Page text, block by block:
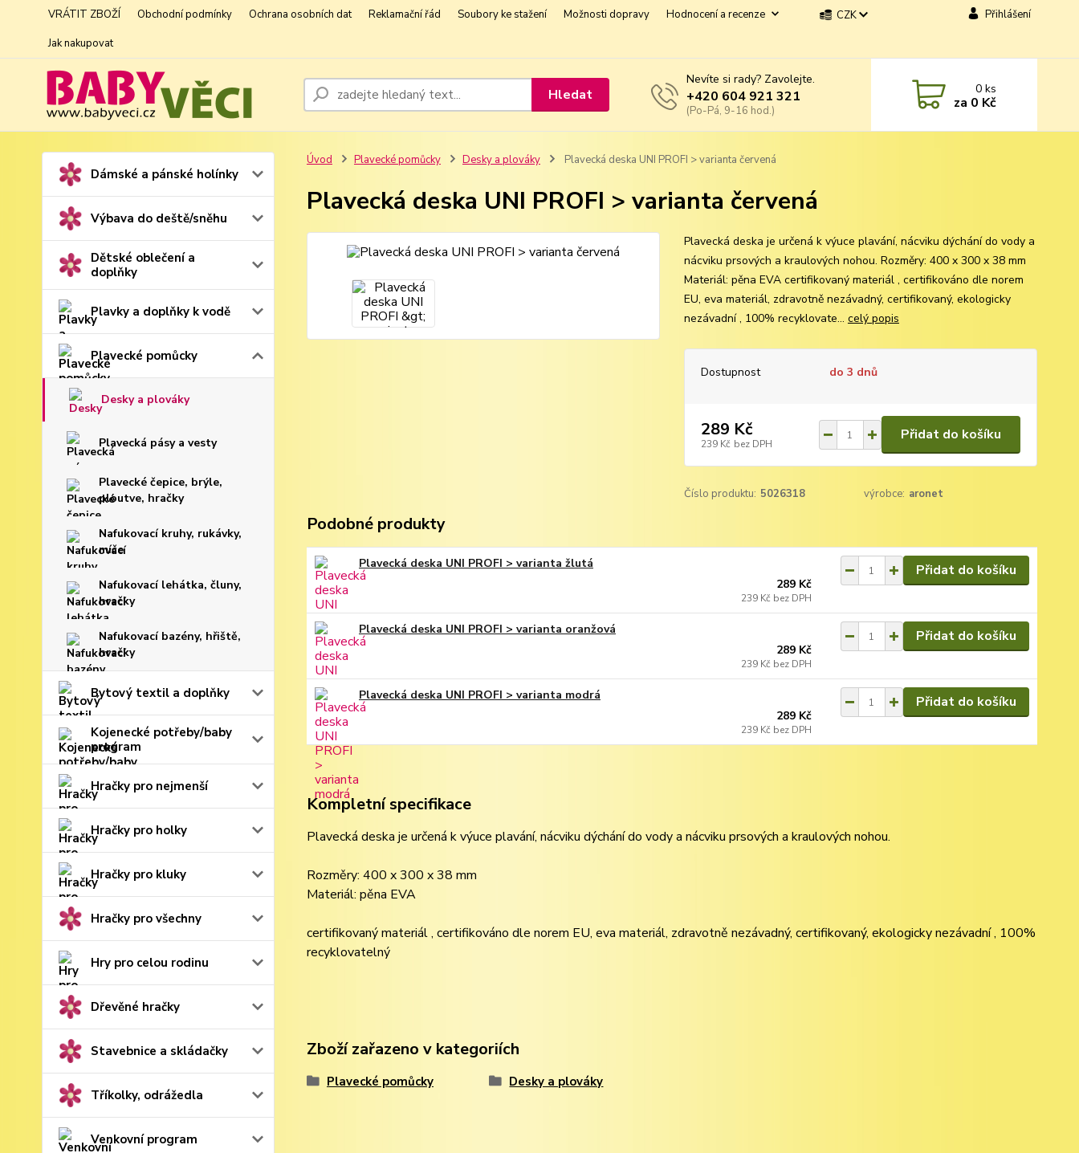
VRÁTIT ZBOŽÍ Obchodní podmínky Ochrana osobních dat Reklamační řád Soubory ke stažení Možnosti dopravy
Hodnocení a recenze
Jak nakupovat
CZK Přihlášení
Hledat
Nevíte si rady? Zavolejte.
+420 604 921 321
(Po-Pá, 9-16 hod.)
0ks
za 0 Kč
Dámské a pánské holínky
Výbava do deště/sněhu
Dětské oblečení a
doplňky
Plavky a doplňky k vodě
Plavecké pomůcky
Desky a plováky
Plavecká pásy a vesty
Plavecké čepice, brýle,
ploutve, hračky
Nafukovací kruhy, rukávky,
míče
Nafukovací lehátka, čluny,
hračky
Nafukovací bazény, hřiště,
hračky
Bytový textil a doplňky
Kojenecké potřeby/baby
program
Hračky pro nejmenší
Hračky pro holky
Hračky pro kluky
Hračky pro všechny
Hry pro celou rodinu
Dřevěné hračky
Stavebnice a skládačky
Tříkolky, odrážedla
Venkovní program
Úvod Plavecké pomůcky Desky a plováky Plavecká deska UNI PROFI > varianta červená
Plavecká deska UNI PROFI > varianta červená
Plavecká deska je určená k výuce plavání, nácviku dýchání do vody a
nácviku prsových a kraulových nohou. Rozměry: 400 x 300 x 38 mm
Materiál: pěna EVA certifikovaný materiál , certifikováno dle norem
EU, eva materiál, zdravotně nezávadný, certifikovaný, ekologicky
nezávadní , 100% recyklovate... celý popis
Dostupnost do 3 dnů
289 Kč
239 Kč bez DPH
Přidat do košíku
Číslo produktu: 5026318 výrobce: aronet
Podobné produkty
Plavecká deska UNI PROFI > varianta žlutá
289 Kč
239 Kč bez DPH
Přidat do košíku
Plavecká deska UNI PROFI > varianta oranžová
289 Kč
239 Kč bez DPH
Přidat do košíku
Plavecká deska UNI PROFI > varianta modrá
289 Kč
239 Kč bez DPH
Přidat do košíku
Kompletní specifikace
Plavecká deska je určená k výuce plavání, nácviku dýchání do vody a nácviku prsových a kraulových nohou.
Rozměry: 400 x 300 x 38 mm
Materiál: pěna EVA
certifikovaný materiál , certifikováno dle norem EU, eva materiál, zdravotně nezávadný, certifikovaný, ekologicky nezávadní , 100%
recyklovatelný
Zboží zařazeno v kategoriích
Plavecké pomůcky Desky a plováky